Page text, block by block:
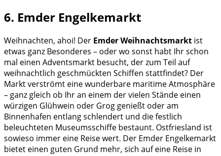
6. Emder Engelkemarkt
Weihnachten, ahoi! Der Emder Weihnachtsmarkt ist
etwas ganz Besonderes – oder wo sonst habt Ihr schon
mal einen Adventsmarkt besucht, der zum Teil auf
weihnachtlich geschmückten Schiffen stattfindet? Der
Markt verströmt eine wunderbare maritime Atmosphäre
– ganz gleich ob Ihr an einem der vielen Stände einen
würzigen Glühwein oder Grog genießt oder am
Binnenhafen entlang schlendert und die festlich
beleuchteten Museumsschiffe bestaunt. Ostfriesland ist
sowieso immer eine Reise wert. Der Emder Engelkemarkt
bietet einen guten Grund mehr, sich auf eine Reise in